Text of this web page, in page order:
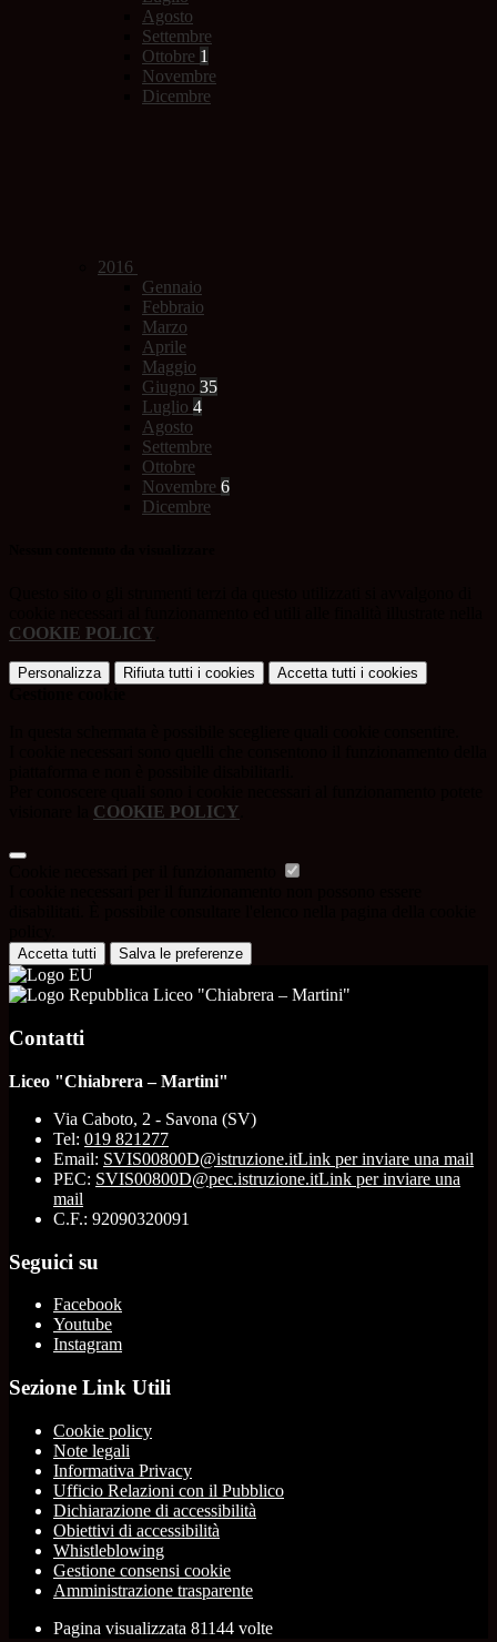
Agosto
Settembre
Ottobre 1
Novembre
Dicembre
2016
Gennaio
Febbraio
Marzo
Aprile
Maggio
Giugno 35
Luglio 4
Agosto
Settembre
Ottobre
Novembre 6
Dicembre
COOKIE POLICY
Personalizza Rifiuta tutti i cookies Accetta tutti i cookies
COOKIE POLICY
Accetta tutti Salva le preferenze
Liceo "Chiabrera – Martini"
Contatti
Liceo "Chiabrera – Martini"
Via Caboto, 2 - Savona (SV)
Tel: 019 821277
Email: SVIS00800D@istruzione.itLink per inviare una mail
PEC: SVIS00800D@pec.istruzione.itLink per inviare una
mail
C.F.: 92090320091
Seguici su
Facebook
Youtube
Instagram
Sezione Link Utili
Cookie policy
Note legali
Informativa Privacy
Ufficio Relazioni con il Pubblico
Dichiarazione di accessibilità
Obiettivi di accessibilità
Whistleblowing
Gestione consensi cookie
Amministrazione trasparente
Pagina visualizzata 81144 volte